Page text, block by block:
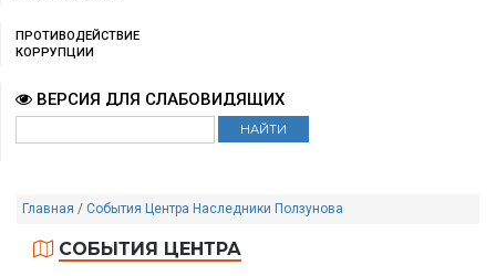
ПРОТИВОДЕЙСТВИЕ
КОРРУПЦИИ
ВЕРСИЯ ДЛЯ СЛАБОВИДЯЩИХ
Главная / События Центра Наследники Ползунова
СОБЫТИЯ ЦЕНТРА